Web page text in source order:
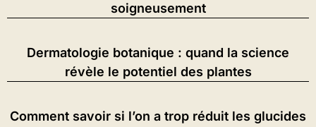
soigneusement
Dermatologie botanique : quand la science
révèle le potentiel des plantes
Comment savoir si l’on a trop réduit les glucides